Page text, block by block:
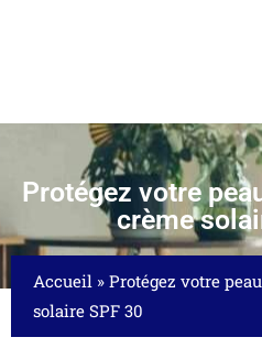
Protégez votre
crème
Accueil » Protégez votre
solaire SPF 30